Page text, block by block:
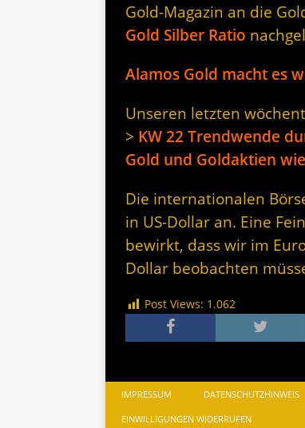
Gold-Magazin an die
Gold Silber Ratio
Alamos Gold macht es
Unseren letzten
> KW 22 Trendwende
Gold und Goldaktien
Die internationalen
in US-Dollar an. Eine
bewirkt, dass wir im
Dollar beobachten
Post Views: 1.062
IMPRESSUM DATENSCHUTZHINWEIS
EINWILLIGUNGEN WIDERRUFEN